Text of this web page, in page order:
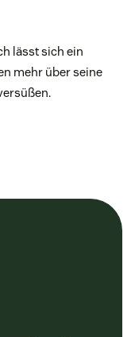
lässt sich ein
mehr über seine